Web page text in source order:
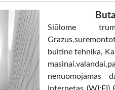
Siūlome
buitine tehnika,
nenuomojamas